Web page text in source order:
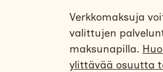
Verkkomaksuja
valittujen
maksunapilla.
ylittävää osuutta